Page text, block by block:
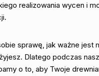
realizowania wycen i
sprawę, jak ważne jest
Dlatego podczas
o to, aby Twoje